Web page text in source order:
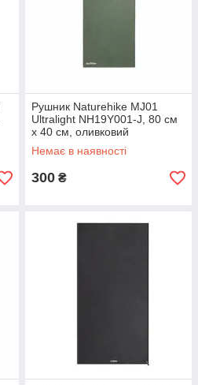
Рушник Naturehike MJ01
Ultralight NH19Y001-J, 80 см
х 40 см, оливковий
Немає в наявності
300 ₴